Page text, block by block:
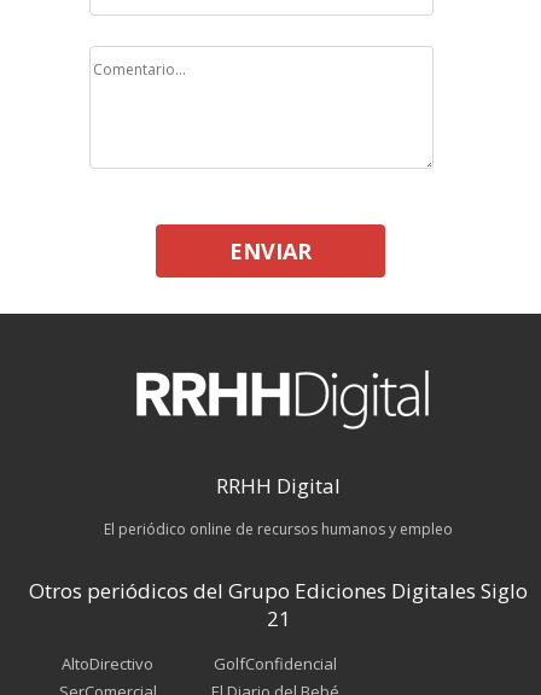
ENVIAR
RRHH Digital
El periódico online de recursos humanos y empleo
Otros periódicos del Grupo Ediciones Digitales Siglo
21
AltoDirectivo
GolfConfidencial